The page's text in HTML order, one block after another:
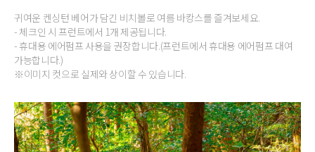
귀여운 켄싱턴 베어가 담긴 비치볼로 여름 바캉스를 즐겨보세요.
- 체크인 시 프런트에서 1개 제공됩니다.
- 휴대용 에어펌프 사용을 권장합니다.(프런트에서 휴대용 에어펌프 대여
가능합니다.)
※이미지 컷으로 실제와 상이할 수 있습니다.